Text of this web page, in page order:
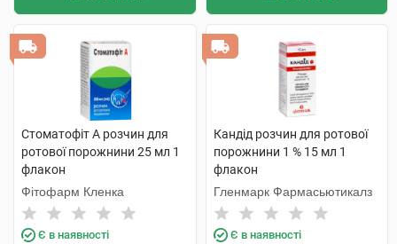
Стоматофіт А розчин для
ротової порожнини 25 мл 1
флакон
Фітофарм Кленка
Є в наявності
Кандід розчин для ротової
порожнини 1 % 15 мл 1
флакон
Гленмарк Фармасьютикалз
Є в наявності